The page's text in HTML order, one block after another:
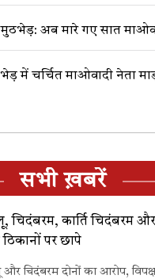
अब मारे गए सात
में चर्चित माओवादी नेता
सभी ख़बरें
चिदंबरम, कार्ति चिदंबरम
पर छापे
और चिदंबरम दोनों का आरोप,